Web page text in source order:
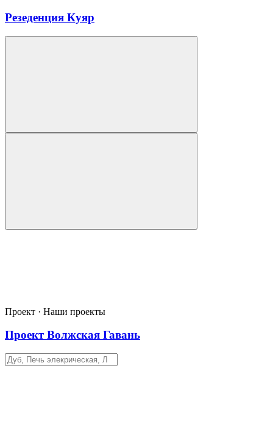
Резеденция Куяр
Проект · Наши проекты
Проект Волжская Гавань